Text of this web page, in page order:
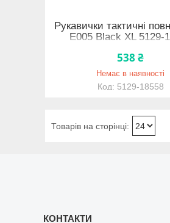
Рукавички тактичні
E005 Black XL 5129-
538 ₴
Немає в наявності
5129-18558